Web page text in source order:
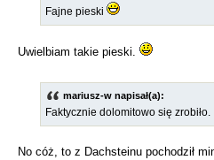
Fajne pieski
Uwielbiam takie pieski.
mariusz-w napisał(a):
Faktycznie dolomitowo się zrobiło.
No cóż, to z Dachsteinu pochodził